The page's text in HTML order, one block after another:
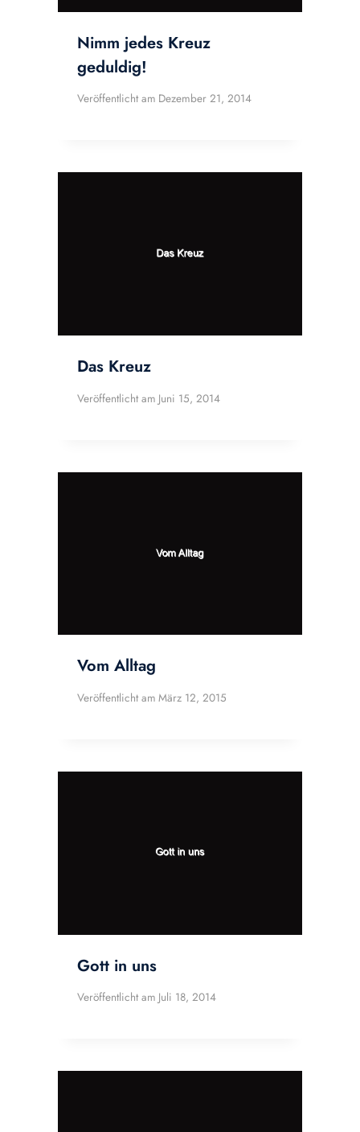
Nimm jedes Kreuz
geduldig!
Veröffentlicht am Dezember 21, 2014
Das Kreuz
Veröffentlicht am Juni 15, 2014
Vom Alltag
Veröffentlicht am März 12, 2015
Gott in uns
Veröffentlicht am Juli 18, 2014